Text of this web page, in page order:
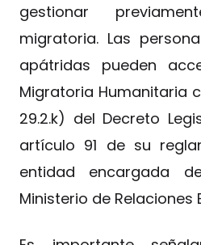
gestionar
migratoria. Las
apátridas pueden
Migratoria Humanitaria
29.2.k) del Decreto
artículo 91 de su
entidad encargada
Ministerio de Relaciones